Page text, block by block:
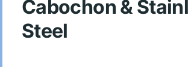
Cabochon &
Steel